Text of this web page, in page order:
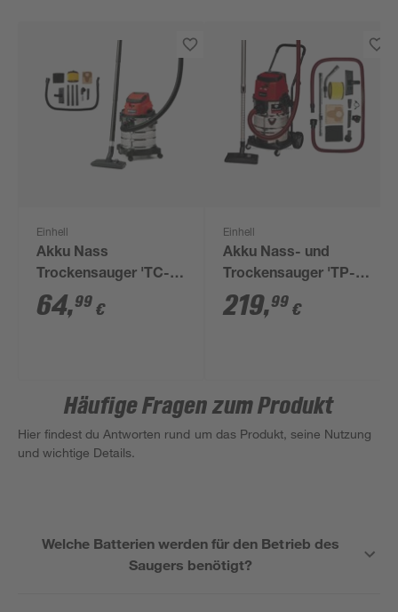
Einhell
Akku Nass
Trockensauger 'TC-
VC 18/20 Li Solo
Power X-Change'
64,99 €
Einhell
Akku Nass- und
Trockensauger 'TP-
VC 36/30 S Auto-Solo'
ohne Akku
219,99 €
Häufige Fragen zum Produkt
Hier findest du Antworten rund um das Produkt, seine Nutzung
und wichtige Details.
Welche Batterien werden für den Betrieb des
Saugers benötigt?